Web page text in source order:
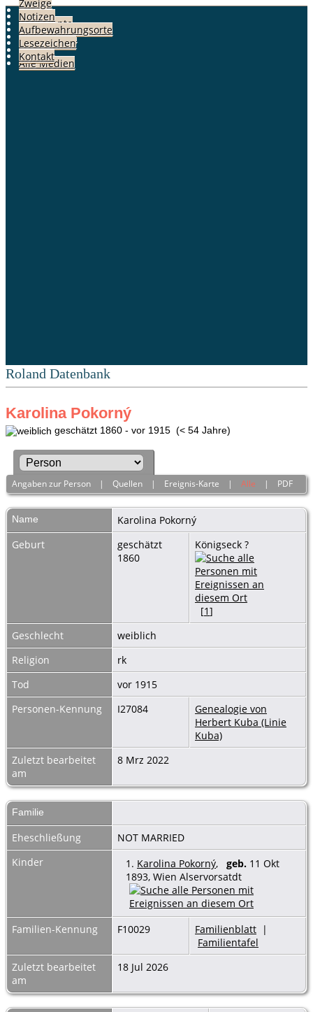
Fotos
Dokumente
Geschichten
Alben
Alle Medien
Zweige
Notizen
Aufbewahrungsorte
Lesezeichen
Kontakt
Roland Datenbank
Karolina Pokorný
geschätzt 1860 - vor 1915 (< 54 Jahre)
Angaben zur Person |Quellen | Ereignis-Karte |Alle | PDF
Name Karolina Pokorný
Geburt
geschätzt
1860
Königseck ?
[1]
Geschlecht
weiblich
Religion
rk
Tod
vor 1915
Personen-Kennung
I27084
Genealogie von
Herbert Kuba (Linie
Kuba)
Zuletzt bearbeitet
am
8 Mrz 2022
Familie
Eheschließung
NOT MARRIED
Kinder
1. Karolina Pokorný, geb. 11 Okt
1893, Wien Alservorsatdt
Familien-Kennung F10029 Familienblatt |
Familientafel
Zuletzt bearbeitet
am
18 Jul 2026